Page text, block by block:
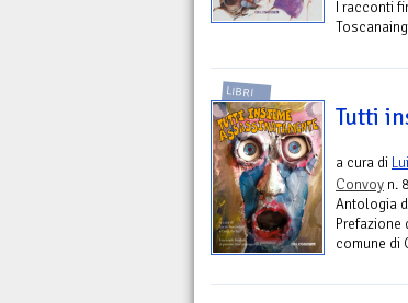
I racconti
LIBRI
Tutti
a cura di
Convoy n.
Antologia
comune di